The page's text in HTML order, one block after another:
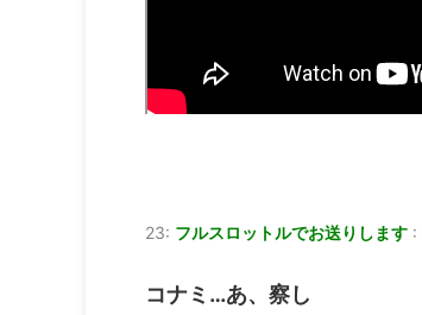
23: フルスロットルでお送りします :
コナミ…あ、察し